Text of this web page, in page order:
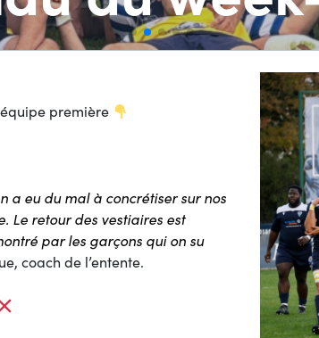
première
a eu du mal à concrétiser sur nos
Le retour des vestiaires est
par les garçons qui on su
coach de l’entente.